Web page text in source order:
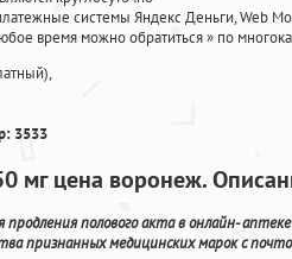
системы Яндекс Деньги, Web
время можно обратиться» по
3533
мг цена воронеж.
полового акта в онлайн-
признанных медицинских марок с